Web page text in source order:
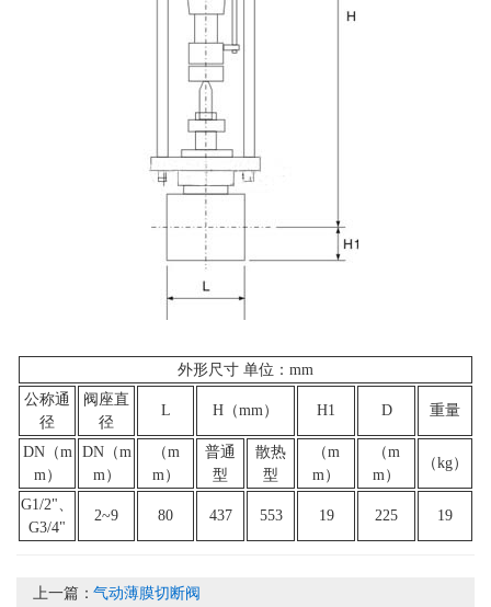
外形尺寸 单位：mm
公称通
径
阀座直
径
L H（mm） H1 D 重量
DN（m
m）
DN（m
m）
（m
m）
普通
型
散热
型
（m
m）
（m
m）
（kg）
G1/2"、
G3/4"
2~9 80 437 553 19 225 19
上一篇：气动薄膜切断阀